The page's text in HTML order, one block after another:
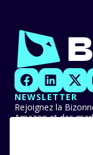
NEWSLETTER
Rejoignez la
Amazon et des
événements en